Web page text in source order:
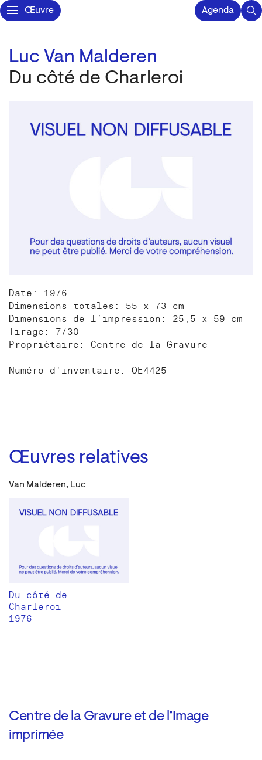
Œuvre Agenda
Luc Van Malderen
Du côté de Charleroi
Date: 1976
Dimensions totales: 55 x 73 cm
Dimensions de l’impression: 25,5 x 59 cm
Tirage: 7/30
Propriétaire: Centre de la Gravure
Numéro d'inventaire: OE4425
Œuvres relatives
Van Malderen, Luc
Du côté de
Charleroi
1976
Centre de la Gravure et de l’Image
imprimée